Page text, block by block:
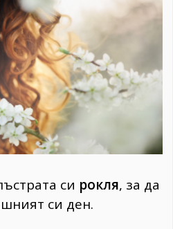
си рокля, за да
си ден.